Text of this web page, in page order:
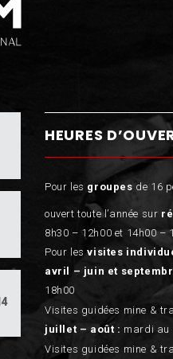
HEURES
Pour les groupes de 16
ouvert toute l’année sur
8h30 – 12h00 et 14h00 –
Pour lesvisites
avril – juin et
18h00
Visites guidées mine &
juillet – août : mardi au
Visites guidées mine &